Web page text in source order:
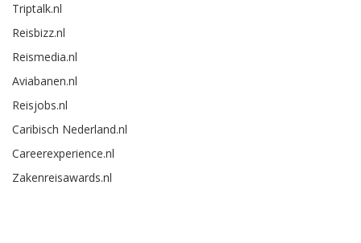
Triptalk.nl
Reisbizz.nl
Reismedia.nl
Aviabanen.nl
Reisjobs.nl
Caribisch Nederland.nl
Careerexperience.nl
Zakenreisawards.nl